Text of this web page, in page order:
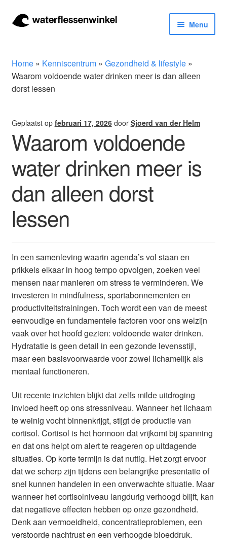
Ga
Ga
Menu
Bidons
Kinderflessen
Waterfles met filter
Aluminium drinkfles
RVS drinkfles
Broodtrommels & lunchboxen
Herbruikbare boterhamzakjes
Accessoires
Aanbiedingen
Waterfles bedrukken
Reviews waterflessenwinkel.nl
Contact Waterflessenwinkel.nl
Home» Kenniscentrum» Gezondheid & lifestyle»
Waarom voldoende water drinken meer is dan alleen
dorst lessen
Geplaatst op februari 17, 2026 door Sjoerd van der Helm
Waarom voldoende
water drinken meer is
dan alleen dorst
lessen
In een samenleving waarin agenda’s vol staan en
prikkels elkaar in hoog tempo opvolgen, zoeken veel
mensen naar manieren om stress te verminderen. We
investeren in mindfulness, sportabonnementen en
productiviteitstrainingen. Toch wordt een van de meest
eenvoudige en fundamentele factoren voor ons welzijn
vaak over het hoofd gezien: voldoende water drinken.
Hydratatie is geen detail in een gezonde levensstijl,
maar een basisvoorwaarde voor zowel lichamelijk als
mentaal functioneren.
Uit recente inzichten blijkt dat zelfs milde uitdroging
invloed heeft op ons stressniveau. Wanneer het lichaam
te weinig vocht binnenkrijgt, stijgt de productie van
cortisol. Cortisol is het hormoon dat vrijkomt bij spanning
en dat ons helpt om alert te reageren op uitdagende
situaties. Op korte termijn is dat nuttig. Het zorgt ervoor
dat we scherp zijn tijdens een belangrijke presentatie of
snel kunnen handelen in een onverwachte situatie. Maar
wanneer het cortisolniveau langdurig verhoogd blijft, kan
dat negatieve effecten hebben op onze gezondheid.
Denk aan vermoeidheid, concentratieproblemen, een
verstoorde nachtrust en een verhoogde bloeddruk.